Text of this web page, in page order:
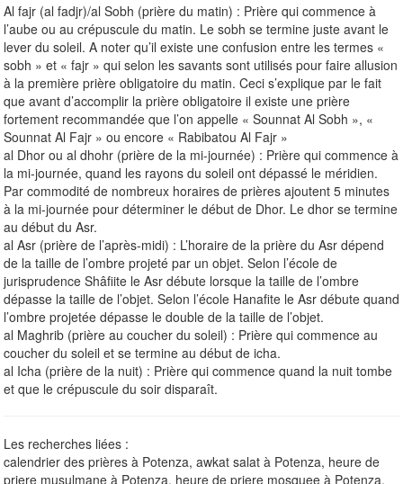
Al fajr (al fadjr)/al Sobh (prière du matin) : Prière qui commence à
l’aube ou au crépuscule du matin. Le sobh se termine juste avant le
lever du soleil. A noter qu’il existe une confusion entre les termes «
sobh » et « fajr » qui selon les savants sont utilisés pour faire allusion
à la première prière obligatoire du matin. Ceci s’explique par le fait
que avant d’accomplir la prière obligatoire il existe une prière
fortement recommandée que l’on appelle « Sounnat Al Sobh », «
Sounnat Al Fajr » ou encore « Rabibatou Al Fajr »
al Dhor ou al dhohr (prière de la mi-journée) : Prière qui commence à
la mi-journée, quand les rayons du soleil ont dépassé le méridien.
Par commodité de nombreux horaires de prières ajoutent 5 minutes
à la mi-journée pour déterminer le début de Dhor. Le dhor se termine
au début du Asr.
al Asr (prière de l’après-midi) : L’horaire de la prière du Asr dépend
de la taille de l’ombre projeté par un objet. Selon l’école de
jurisprudence Shâfiite le Asr débute lorsque la taille de l’ombre
dépasse la taille de l’objet. Selon l’école Hanafite le Asr débute quand
l’ombre projetée dépasse le double de la taille de l’objet.
al Maghrib (prière au coucher du soleil) : Prière qui commence au
coucher du soleil et se termine au début de icha.
al Icha (prière de la nuit) : Prière qui commence quand la nuit tombe
et que le crépuscule du soir disparaît.
Les recherches liées :
calendrier des prières à Potenza, awkat salat à Potenza, heure de
priere musulmane à Potenza, heure de priere mosquee à Potenza,